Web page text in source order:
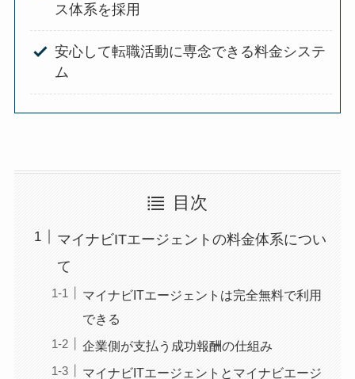
ス体系を採用
安心して転職活動に専念できる料金システ
ム
目次
マイナビITエージェントの料金体系につい
て
マイナビITエージェントは完全無料で利用
できる
企業側が支払う成功報酬の仕組み
マイナビITエージェントとマイナビエージ